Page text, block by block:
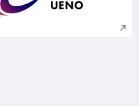
新規ウィンドウで